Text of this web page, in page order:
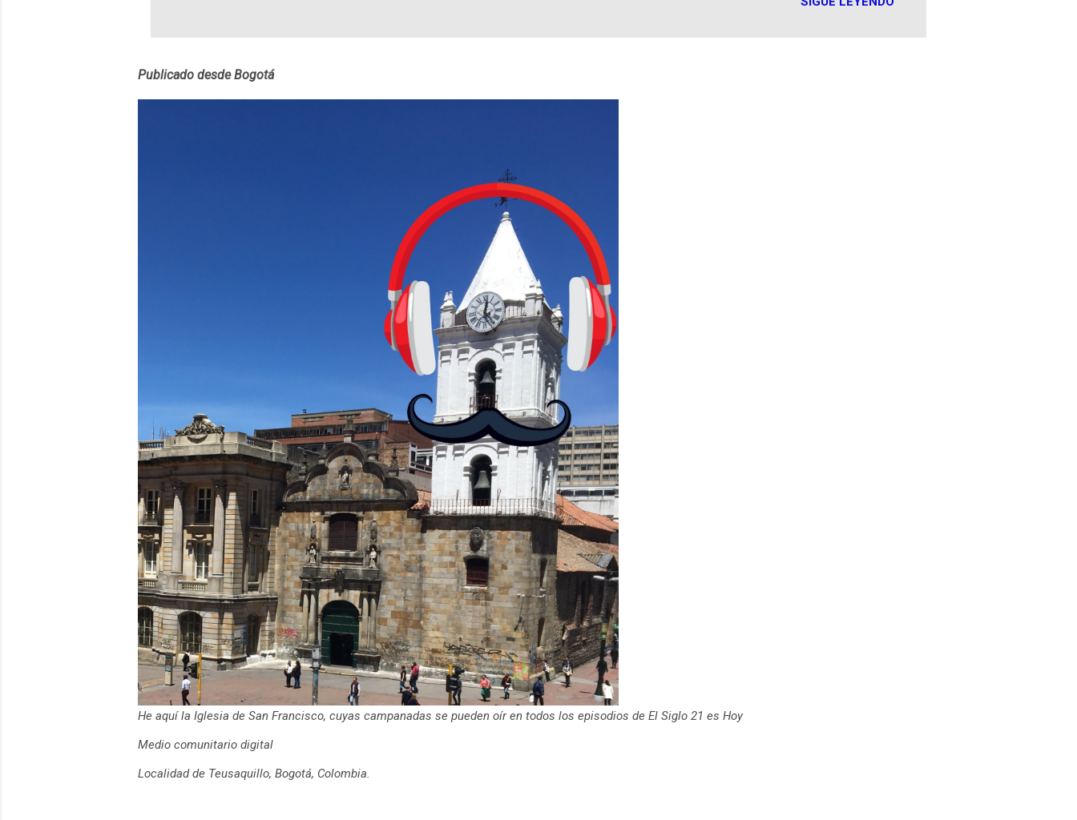
estará disponible primero en inglés. Los usuarios aprenderán desde lo más básico, como mover un alfil, hasta jugar
personajes simpáticos y ayudas visuales. ¿Será posible que una app que antes nos enseñó francés, ahora nos
Publicado desde Bogotá
He aquí la Iglesia de San Francisco, cuyas campanadas se pueden oír en todos los episodios de El Siglo 21 es Hoy
Medio comunitario digital
Localidad de Teusaquillo, Bogotá, Colombia.